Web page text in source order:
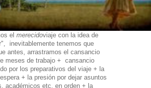
el merecidoviaje con la idea de
inevitablemente tenemos que
antes, arrastramos el cansancio
meses de trabajo + cansancio
por los preparativos del viaje + la
+ la presión por dejar asuntos
académicos etc. en orden + la